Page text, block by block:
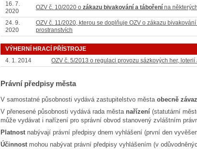
16. 7.
2020
OZV č. 10/2020 o zákazu bivakování a táboření na
24. 9.
2020
OZV č. 11/2020, kterou se doplňuje OZV o zákazu
prostranstvích
VÝHERNÍ HRACÍ PŘÍSTROJE
4. 1. 2014
OZV č. 5/2013 o regulaci provozu sázkových her,
Právní předpisy města
V samostatné působnosti vydává zastupitelstvo města obecně
V přenesené působnosti vydává rada města nařízení (statutární
může vydávat i nařízení pro správní obvod stanovený zvláštním
Platnostnabývají právní předpisy dnem vyhlášení (první den
Účinnostmohou nabývat právní předpisy vyhlášením (v